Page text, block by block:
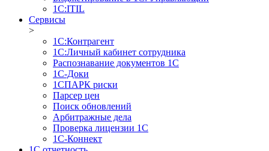
1С:ITIL
Сервисы
>
1C:Контрагент
1С:Личный кабинет сотрудника
Распознавание документов 1С
1С-Доки
1CПАРК риски
Парсер цен
Поиск обновлений
Арбитражные дела
Проверка лицензии 1С
1С-Коннект